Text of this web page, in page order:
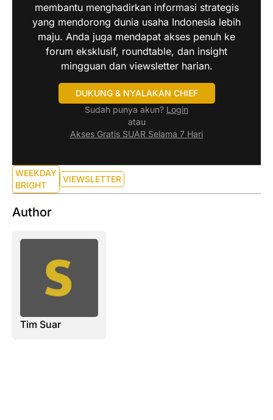
membantu menghadirkan informasi strategis
yang mendorong dunia usaha Indonesia lebih
maju. Anda juga mendapat akses penuh ke
forum eksklusif, roundtable, dan insight
mingguan dan viewsletter harian.
DUKUNG & NYALAKAN CHIEF
Sudah punya akun? Login
atau
Akses Gratis SUAR Selama 7 Hari
WEEKDAY
BRIGHT
VIEWSLETTER
Author
Tim Suar